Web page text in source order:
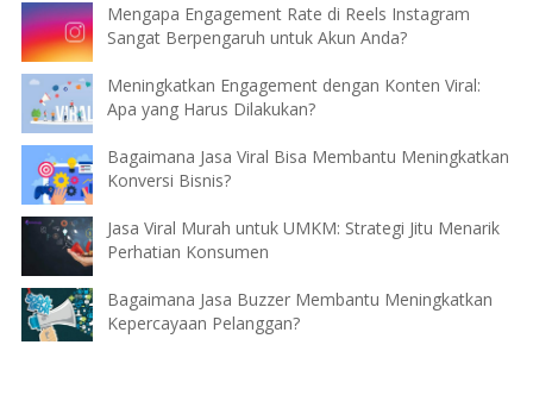
Mengapa Engagement Rate di Reels Instagram
Sangat Berpengaruh untuk Akun Anda?
Meningkatkan Engagement dengan Konten Viral:
Apa yang Harus Dilakukan?
Bagaimana Jasa Viral Bisa Membantu Meningkatkan
Konversi Bisnis?
Jasa Viral Murah untuk UMKM: Strategi Jitu Menarik
Perhatian Konsumen
Bagaimana Jasa Buzzer Membantu Meningkatkan
Kepercayaan Pelanggan?